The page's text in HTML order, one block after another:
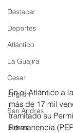
Destacar
Deportes
Atlántico
La Guajira
Cesar
English
San Andres
Bolívar
En el Atlántico a
más de 17 mil
tramitado su
Permanencia